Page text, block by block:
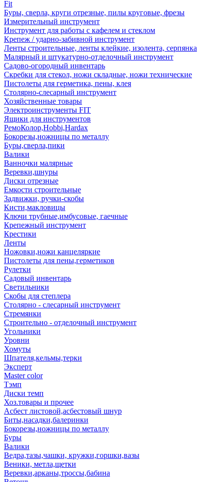
Fit
Буры, сверла, круги отрезные, пилы круговые, фрезы
Измерительный инструмент
Инструмент для работы с кафелем и стеклом
Крепеж / ударно-забивной инструмент
Ленты строительные, ленты клейкие, изолента, серпянка
Малярный и штукатурно-отделочный инструмент
Садово-огородный инвентарь
Скребки для стекол, ножи складные, ножи технические
Пистолеты для герметика, пены, клея
Столярно-слесарный инструмент
Хозяйственные товары
Электроинструменты FIT
Ящики для инструментов
РемоКолор,Hobbi,Hardax
Бокорезы,ножницы по металлу
Буры,сверла,пики
Валики
Ванночки малярные
Веревки,шнуры
Диски отрезные
Емкости строительные
Задвижки, ручки-скобы
Кисти,макловицы
Ключи трубные,имбусовые, гаечные
Крепежный инструмент
Крестики
Ленты
Ножовки,ножи канцеляркие
Пистолеты для пены,герметиков
Рулетки
Садовый инвентарь
Светильники
Скобы для степлера
Столярно - слесарный инструмент
Стремянки
Строительно - отделочный инструмент
Угольники
Уровни
Хомуты
Шпателя,кельмы,терки
Эксперт
Master color
Тэмп
Диски темп
Хоз.товары и прочее
Асбест листовой,асбестовый шнур
Биты,насадки,балеринки
Бокорезы,ножницы по металлу
Буры
Валики
Ведра,тазы,чашки, кружки,горшки,вазы
Веники, метла,щетки
Веревки,арканы,троссы,бабина